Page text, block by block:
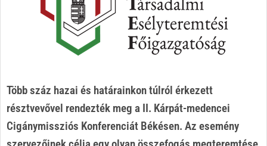
Több száz hazai és határainkon túlról érkezett
résztvevővel rendezték meg a II. Kárpát-medencei
Cigánymissziós Konferenciát Békésen. Az esemény